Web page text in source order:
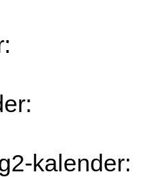
kalender: